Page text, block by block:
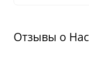
Отзывы о Нас